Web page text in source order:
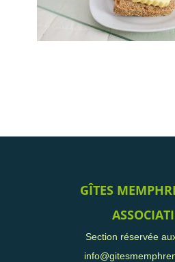
GÎTES
Section réservée